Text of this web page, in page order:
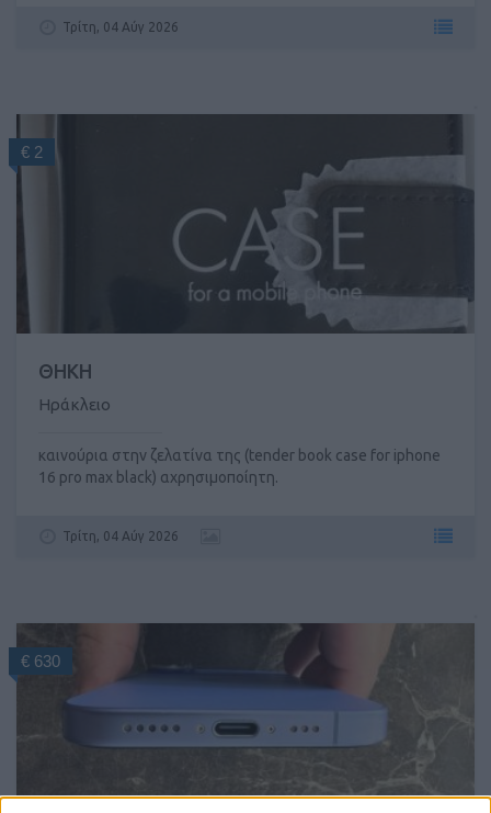
Τρίτη, 04 Αύγ 2026
ΘΗΚΗ
Ηράκλειο
καινούρια στην ζελατίνα της (tender book case for iphone
16 pro max black) αχρησιμοποίητη.
€ 2
Τρίτη, 04 Αύγ 2026
€ 630